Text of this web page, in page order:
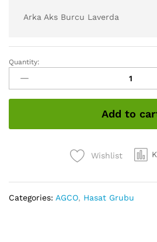
Arka Aks Burcu Laverda
Arka
Aks
Burcu
Laverda
Quantity:
Add to
Wishlist
Categories: AGCO, Hasat Grubu